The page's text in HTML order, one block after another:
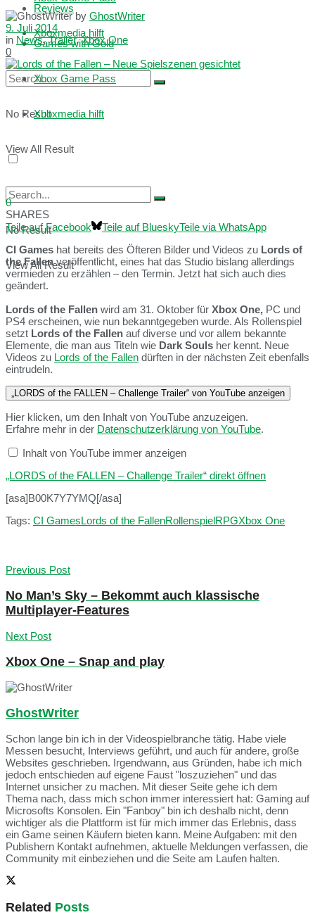
Xboxmedia hilft
No Result
View All Result
Reviews
Games with Gold
Xbox Game Pass
Xboxmedia hilft
No Result
View All Result
by GhostWriter
9. Juli 2014
in News,Trailer,Xbox One
0
0
SHARES
Teile auf Facebook
Teile auf BlueskyTeile via WhatsApp
CI Games hat bereits des Öfteren Bilder und Videos zu Lords of
the Fallenveröffentlicht, eines hat das Studio bislang allerdings
vermieden zu erzählen – den Termin. Jetzt hat sich auch dies
geändert.
Lords of the Fallen wird am 31. Oktober für Xbox One, PC und
PS4 erscheinen, wie nun bekanntgegeben wurde. Als Rollenspiel
setzt Lords of the Fallen auf diverse und vor allem bekannte
Elemente, die man aus Titeln wie Dark Souls her kennt. Neue
Videos zu Lords of the Fallen dürften in der nächsten Zeit ebenfalls
eintrudeln.
„LORDS of the FALLEN – Challenge Trailer“ von YouTube anzeigen
Hier klicken, um den Inhalt von YouTube anzuzeigen.
Erfahre mehr in der Datenschutzerklärung von YouTube.
Inhalt von YouTube immer anzeigen
„LORDS of the FALLEN – Challenge Trailer“ direkt öffnen
[asa]B00K7Y7YMQ[/asa]
Tags: CI GamesLords of the FallenRollenspielRPGXbox One
Previous Post
No Man’s Sky – Bekommt auch klassische
Multiplayer-Features
Next Post
Xbox One – Snap and play
GhostWriter
Schon lange bin ich in der Videospielbranche tätig. Habe viele
Messen besucht, Interviews geführt, und auch für andere, große
Websites geschrieben. Irgendwann, aus Gründen, habe ich mich
jedoch entschieden auf eigene Faust "loszuziehen" und das
Internet unsicher zu machen. Mit dieser Seite gehe ich dem
Thema nach, dass mich schon immer interessiert hat: Gaming auf
Microsofts Konsolen. Ein "Fanboy" bin ich deshalb nicht, denn
wichtiger als die Plattform ist für mich immer das Erlebnis, dass
ein Game seinen Käufern bieten kann. Meine Aufgaben: mit den
Publishern Kontakt aufnehmen, aktuelle Meldungen verfassen, die
Community mit einbeziehen und die Seite am Laufen halten.
Related Posts